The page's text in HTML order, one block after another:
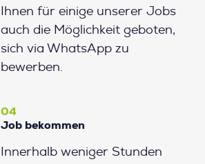
Ihnen für einige unserer Jobs
auch die Möglichkeit geboten,
sich via WhatsApp zu
bewerben.
04
Job bekommen
Innerhalb weniger Stunden